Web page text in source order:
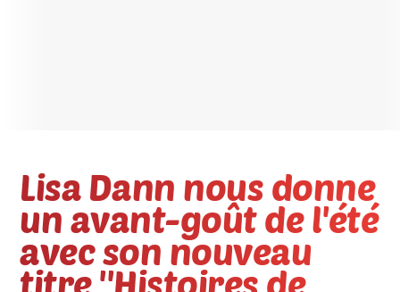
Lisa Dann nous donne
un avant-goût de l'été
avec son nouveau
titre ''Histoires de